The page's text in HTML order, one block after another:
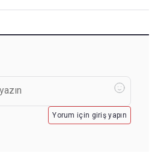
Yorum için giriş yapın